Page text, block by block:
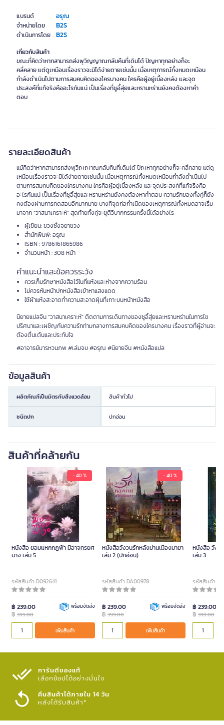
แบรนด์ อรุณ
จำหน่ายโดย B2S
ดำเนินการโดย B2S
เกี่ยวกับสินค้า
ขณะที่คิดว่าหากสามารถส่งพุวิญญาณกลับคืนที่เดิมได้ ปัญหาทุกอย่างก็จะ
คลี่คลาย แต่ดูเหมือนเรื่องราวจะมิได้ง่ายดายเช่นนั้น เมื่อเหตุการณ์ทั้งหมดเหมือน
กำลังดำเนินไปตามการสมคบคิดของใครบางคน ใครคือผู้อยู่เบื้องหลัง และจุด
ประสงค์ที่แท้จริงคืออะไรกันแน่ เป็นเรื่องที่ซูอี้สุ่ยและหรานหร่านยังคงต้องหาคำ
ตอบ
รายละเอียดสินค้า
แม้คิดว่าหากสามารถส่งพุวิญญาณกลับคืนที่เดิมได้ ปัญหาทุกอย่างก็จะคลี่คลาย แต่ดู
เหมือนเรื่องราวจะมิได้ง่ายดายเช่นนั้น เมื่อเหตุการณ์ทั้งหมดเหมือนกำลังดำเนินไป
ตามการสมคบคิดของใครบางคน ใครคือผู้อยู่เบื้องหลัง และจุดประสงค์ที่แท้จริงคือ
อะไรกันแน่ เป็นเรื่องที่ซูอี้สุ่ยและหรานหร่านยังคงต้องหาคำตอบ ความรักของทั้งคู่ก็ยัง
คงต้องผ่านการทดสอบอีกมากมาย บางทีจุดก่อกำเนิดของเหตุการณ์ทั้งหมดอาจเริ่ม
มาจาก “วาสนาเคราะห์” สุดท้ายทั้งคู่จะยุติวิบากกรรมครั้งนี้ได้อย่างไร
ผู้เขียน: ขวงซั่งจยาขวง
สำนักพิมพ์: อรุณ
ISBN : 9786161865986
จำนวนหน้า : 308 หน้า
คำแนะนำและข้อควรระวัง
ควรเก็บรักษาหนังสือไว้ในที่แห้งและห่างจากความร้อน
ไม่ควรหันหน้าปกหนังสือเข้าหาแสงแดด
ใช้ผ้าแห้งสะอาดทำความสะอาดฝุ่นที่เกาะบนหน้าหนังสือ
นิยายแปลจีน "วาสนาเคราะห์" ติดตามการเดินทางของซูอี้สุ่ยและหรานหร่านในการไข
ปริศนาและเผชิญกับความรักท่ามกลางการสมคบคิดของใครบางคน เรื่องราวที่ผู้อ่านจะ
ต้องตื่นเต้นและประทับใจ
#อาจารย์มารหวนภพ #เล่มจบ #อรุณ #นิยายจีน #หนังสือแปล
ข้อมูลสินค้า
ผลิตภัณฑ์เป็นมิตรกับสิ่งแวดล้อม สินค้าทั่วไป
ชนิดปก ปกอ่อน
สินค้าที่คล้ายกัน
- 40 %
หนังสือ ยอมแหกกฎฟ้า มิอาจทรยศ
นาง เล่ม 5
รหัสสินค้า D092641
฿ 239.00
฿ 399.00
พร้อมจัดส่ง
เพิ่มสินค้า
- 40 %
หนังสือวังวนรักหลังม่านเมืองมายา
เล่ม 2 (ปกอ่อน)
รหัสสินค้า DA00978
฿ 239.00
฿ 399.00
พร้อมจัดส่ง
เพิ่มสินค้า
หนังสือ วังว
เล่ม 3
รหัสสินค้า
฿ 239.00
฿399.00
การันตีของแท้
เลือกช้อปได้อย่างมั่นใจ​
คืนสินค้าได้ภายใน 14 วัน
หลังได้รับสินค้า*